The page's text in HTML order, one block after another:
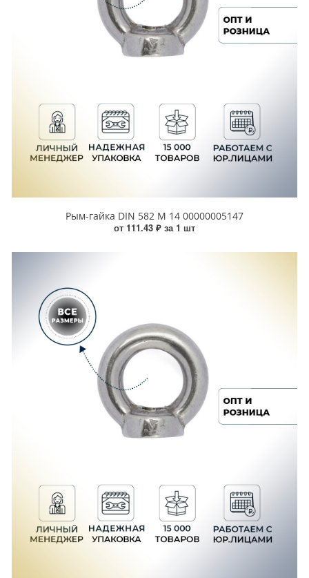
Рым-гайка DIN 582 М 14 00000005147
от 111.43 ₽ за 1 шт